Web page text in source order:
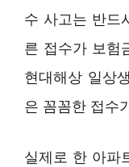
수 사고는 반드
른 접수가 보험
현대해상 일상
은 꼼꼼한 접수
실제로 한 아파